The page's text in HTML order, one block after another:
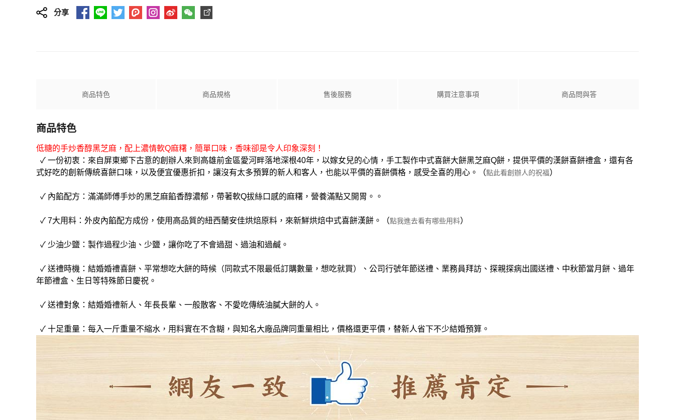
分享
商品特色 商品規格 售後服務 購買注意事項 商品問與答
商品特色
低糖的手炒香醇黑芝麻，配上濃情軟Q麻糬，簡單口味，香味卻是令人印象深刻！
✓ 一份初衷：來自屏東鄉下古意的創辦人來到高雄前金區愛河畔落地深根40年，以嫁女兒的心情，手工製作中式喜餅大餅黑芝麻Q餅，提供平價的漢餅喜餅禮盒，還有各
式好吃的創新傳統喜餅口味，以及便宜優惠折扣，讓沒有太多預算的新人和客人，也能以平價的喜餅價格，感受全喜的用心。（點此看創辦人的祝福）
✓ 內餡配方：滿滿師傅手炒的黑芝麻餡香醇濃郁，帶著軟Q拔絲口感的麻糬，營養滿點又開胃。。
✓ 7大用料：外皮內餡配方成份，使用高品質的紐西蘭安佳烘焙原料，來新鮮烘焙中式喜餅漢餅。（點我進去看有哪些用料）
✓ 少油少鹽：製作過程少油、少鹽，讓你吃了不會過甜、過油和過鹹。
✓ 送禮時機：結婚婚禮喜餅、平常想吃大餅的時候（同款式不限最低訂購數量，想吃就買）、公司行號年節送禮、業務員拜訪、探親探病出國送禮、中秋節當月餅、過年
年節禮盒、生日等特殊節日慶祝。
✓ 送禮對象：結婚婚禮新人、年長長輩、一般散客、不愛吃傳統油膩大餅的人。
✓ 十足重量：每入一斤重量不縮水，用料實在不含糊，與知名大廠品牌同重量相比，價格還更平價，替新人省下不少結婚預算。